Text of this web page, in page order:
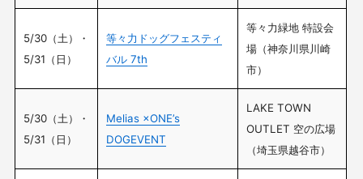
5/30（土）・
5/31（日）
等々力ドッグフェスティ
バル 7th
等々力緑地 特設会
場（神奈川県川崎
市）
5/30（土）・
5/31（日）
Melias ×ONE’s
DOGEVENT
LAKE TOWN
OUTLET 空の広場
（埼玉県越谷市）